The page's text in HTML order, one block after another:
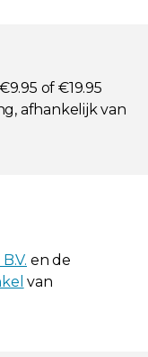
of €19.95
afhankelijk van
en de
van